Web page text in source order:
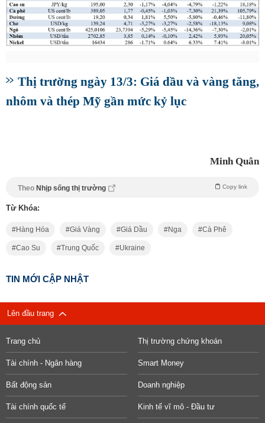
Thị trường ngày 13/3: Giá dầu và vàng tăng,
nhôm và thép Mỹ gần mức kỷ lục
Minh Quân
Theo Nhịp sống thị trường Copy link
Từ Khóa:
Hàng Hóa Giá Vàng Giá Dầu Nga Cà Phê
Cao Su Trung Quốc Ukraine
TIN MỚI CẬP NHẬT
Lên đầu trang
Trang chủ Thị trường chứng khoán
Tài chính - Ngân hàng Smart Money
Bất động sản Doanh nghiệp
Tài chính quốc tế Kinh tế vĩ mô - Đầu tư